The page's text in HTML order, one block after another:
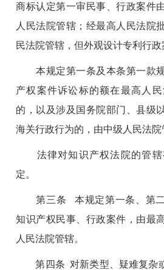
商标认定第一审民事、行政案件
人民法院管辖；经最高人民法院
民法院管辖，但外观设计专利行政
本规定第一条及本条第一款规
产权案件诉讼标的额在最高人
的，以及涉及国务院部门、县级
海关行政行为的，由中级人民法院
法律对知识产权法院的管辖
定。
第三条 本规定第一条、第二
知识产权民事、行政案件，由最
人民法院管辖。
第四条 对新类型、疑难复杂